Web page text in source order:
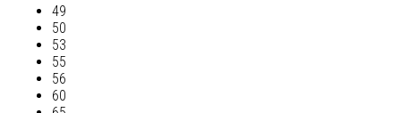
49
50
53
55
56
60